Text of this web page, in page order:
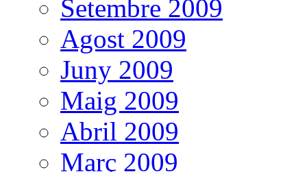
Setembre 2009
Agost 2009
Juny 2009
Maig 2009
Abril 2009
Març 2009